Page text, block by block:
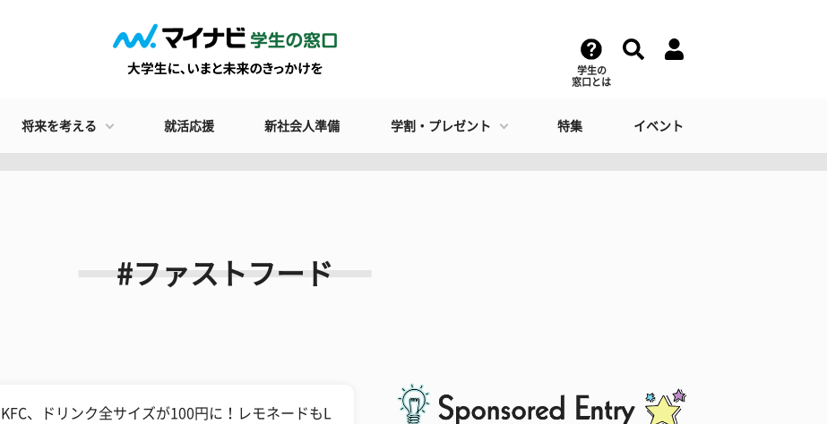
学生の
窓口とは
将来を考える 就活応援 新社会人準備 学割・プレゼント 特集 イベント
#ファストフード
KFC、ドリンク全サイズが100円に！レモネードもL